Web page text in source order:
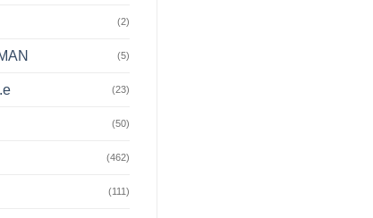
(2)
(5)
(23)
(50)
(462)
(111)